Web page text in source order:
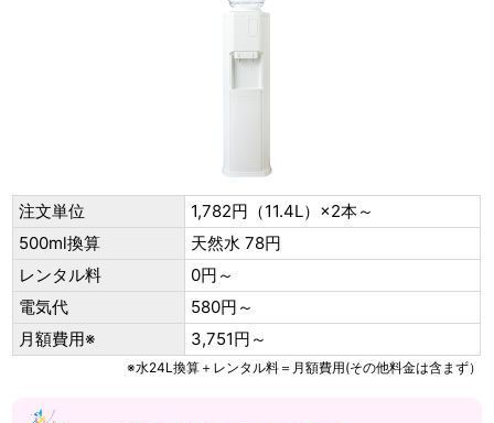
注文単位
1,782円（11.4L）×2本～
500ml換算
天然水 78円
レンタル料
0円～
電気代
580円～
月額費用※
3,751円～
※水24L換算＋レンタル料＝月額費用(その他料金は含まず）